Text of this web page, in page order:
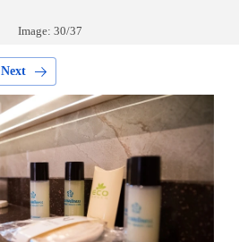
Image: 30/37
Next